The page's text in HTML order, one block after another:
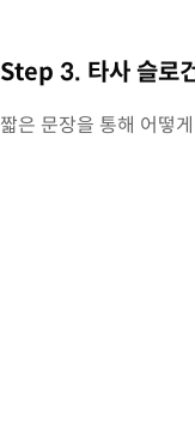
Step 3. 타사 슬로
짧은 문장을 통해 어떻